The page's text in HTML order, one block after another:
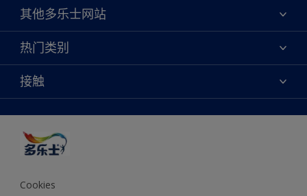
关于我们
联系我们
查找店铺
绿色工厂
其他多乐士网站
焕新服务
多乐士专业
天猫官方旗舰店
抖音官方旗舰店
热门类别
颜色
产品
创意灵感
装修建议
可持续发展
多乐士2025年度色彩 - 金盏黄
接触
颜色准确性
Cookies